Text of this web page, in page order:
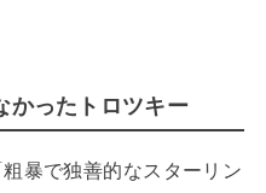
かったトロツキー
暴で独善的なスターリン